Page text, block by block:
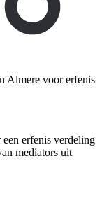
Almere voor erfenis
erfenis verdeling
mediators uit